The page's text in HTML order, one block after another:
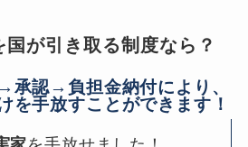
が引き取る制度なら？
承認→負担金納付により、
を手放すことができます！